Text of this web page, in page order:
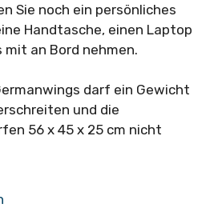
Sie noch ein persönliches
Handtasche, einen Laptop
mit an Bord nehmen.
darf ein Gewicht
und die
56 x 45 x 25 cm nicht